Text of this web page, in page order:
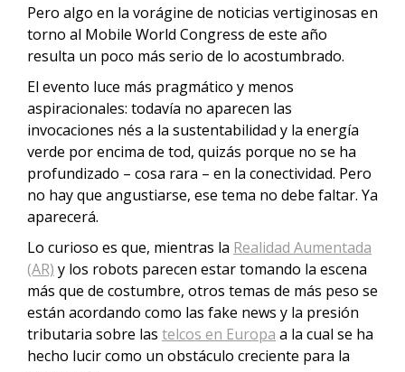
Pero algo en la vorágine de noticias vertiginosas en
torno al Mobile World Congress de este año
resulta un poco más serio de lo acostumbrado.
El evento luce más pragmático y menos
aspiracionales: todavía no aparecen las
invocaciones nés a la sustentabilidad y la energía
verde por encima de tod, quizás porque no se ha
profundizado – cosa rara – en la conectividad. Pero
no hay que angustiarse, ese tema no debe faltar. Ya
aparecerá.
Lo curioso es que, mientras la Realidad Aumentada
(AR) y los robots parecen estar tomando la escena
más que de costumbre, otros temas de más peso se
están acordando como las fake news y la presión
tributaria sobre las telcos en Europa a la cual se ha
hecho lucir como un obstáculo creciente para la